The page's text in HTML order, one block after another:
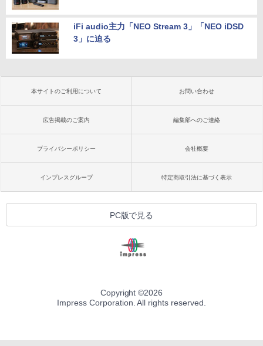
iFi audio主力「NEO Stream 3」「NEO iDSD
3」に迫る
本サイトのご利用について お問い合わせ
広告掲載のご案内 編集部へのご連絡
プライバシーポリシー 会社概要
インプレスグループ 特定商取引法に基づく表示
PC版で見る
Copyright ©2026
Impress Corporation. All rights reserved.